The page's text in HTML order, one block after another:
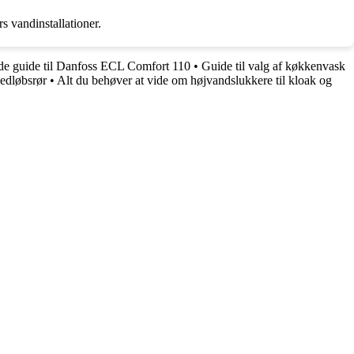
vandinstallationer.
guide til Danfoss ECL Comfort 110 • Guide til valg af køkkenvask
• Alt du behøver at vide om højvandslukkere til kloak og